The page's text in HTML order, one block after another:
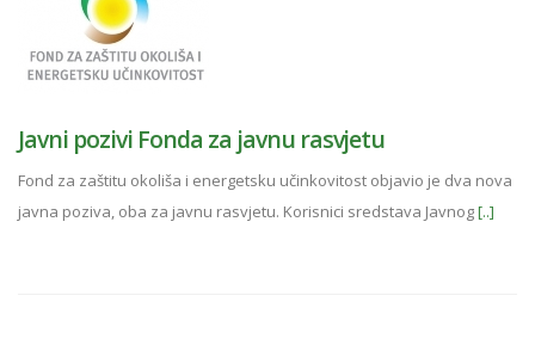
Javni pozivi Fonda za javnu rasvjetu
Fond za zaštitu okoliša i energetsku učinkovitost objavio je dva nova
javna poziva, oba za javnu rasvjetu. Korisnici sredstava Javnog[..]